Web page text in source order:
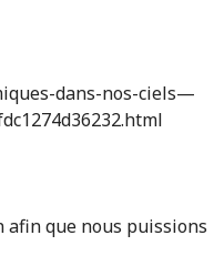
dans-nos-ciels—
afin que nous puissions